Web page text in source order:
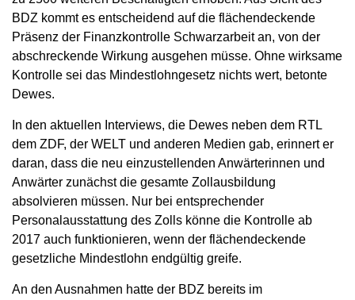
BDZ kommt es entscheidend auf die flächendeckende
Präsenz der Finanzkontrolle Schwarzarbeit an, von der
abschreckende Wirkung ausgehen müsse. Ohne wirksame
Kontrolle sei das Mindestlohngesetz nichts wert, betonte
Dewes.
In den aktuellen Interviews, die Dewes neben dem RTL
dem ZDF, der WELT und anderen Medien gab, erinnert er
daran, dass die neu einzustellenden Anwärterinnen und
Anwärter zunächst die gesamte Zollausbildung
absolvieren müssen. Nur bei entsprechender
Personalausstattung des Zolls könne die Kontrolle ab
2017 auch funktionieren, wenn der flächendeckende
gesetzliche Mindestlohn endgültig greife.
An den Ausnahmen hatte der BDZ bereits im